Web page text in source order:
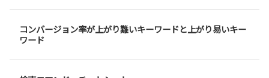
コンバージョン率が上がり難いキーワードと上がり易いキー
ワード